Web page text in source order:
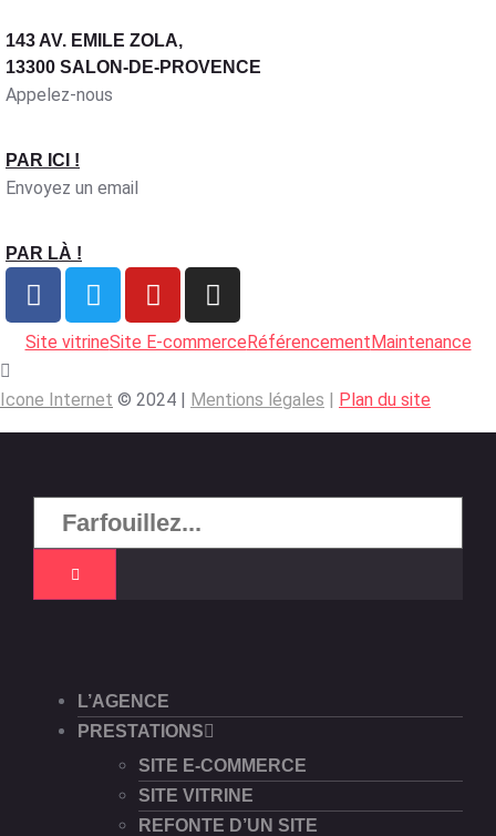
143 AV. EMILE ZOLA,
13300 SALON-DE-PROVENCE
Appelez-nous
PAR ICI !
Envoyez un email
PAR LÀ !
Site vitrineSite E-commerce Référencement Maintenance
Icone Internet © 2024 | Mentions légales Plan du site
L’AGENCE
PRESTATIONS
SITE E-COMMERCE
SITE VITRINE
REFONTE D’UN SITE